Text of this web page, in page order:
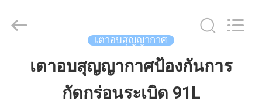
บ้าน
2026
Henan
เตาอบสุญญากาศ
เตาอบสุญญากาศป้องกันการ
กัดกร่อนระเบิด 91L